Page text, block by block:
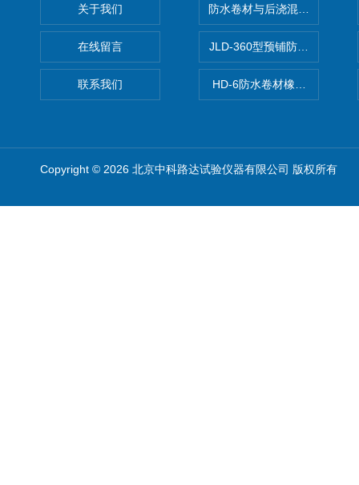
关于我们
在线留言
联系我们
防水卷材与后浇混凝土剥离强
JLD-360型预铺防水卷材抗冲
HD-6防水卷材橡胶测厚仪
Copyright © 2026 北京中科路达试验仪器有限公司 版权所有